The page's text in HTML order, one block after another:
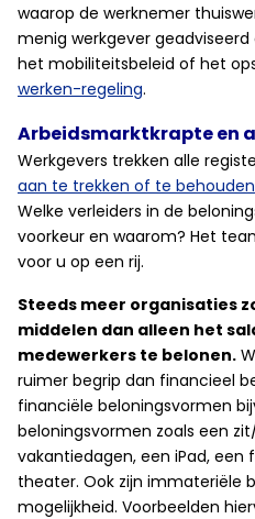
waarop de werknemer
menig werkgever
het mobiliteitsbeleid of het
werken-regeling.
Arbeidsmarktkrapte en
Werkgevers trekken alle
aan te trekken of te behouden
Welke verleiders in de
voorkeur en waarom? Het
voor u op een rij.
Steeds meer organisaties
middelen dan alleen het
medewerkers te belonen.
ruimer begrip dan financieel
financiële beloningsvormen
beloningsvormen zoals een
vakantiedagen, een iPad, een
theater. Ook zijn immateriële
mogelijkheid. Voorbeelden